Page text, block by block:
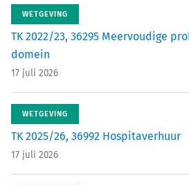
WETGEVING
TK 2022/23, 36295 Meervoudige
domein
17 juli 2026
WETGEVING
TK 2025/26, 36992 Hospitaverhuur
17 juli 2026